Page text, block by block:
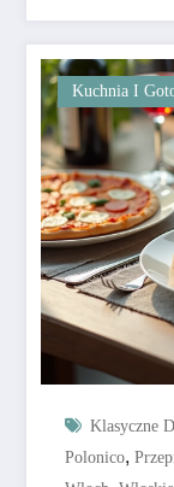
Kuchnia I
Klasyczne
Polonico,